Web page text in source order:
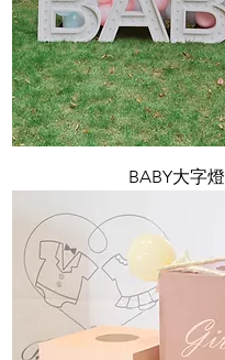
BABY大字燈